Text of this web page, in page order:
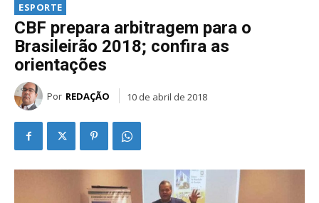
ESPORTE
CBF prepara arbitragem para o
Brasileirão 2018; confira as
orientações
Por REDAÇÃO 10 de abril de 2018